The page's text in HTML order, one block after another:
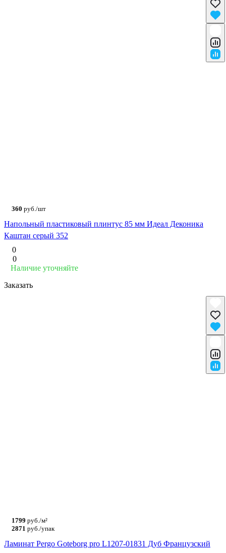
360 руб./шт
Напольный пластиковый плинтус 85 мм Идеал Деконика
Каштан серый 352
0
0
Наличие уточняйте
Заказать
1799 руб./м²
2871 руб./упак
Ламинат Pergo Goteborg pro L1207-01831 Дуб Французский